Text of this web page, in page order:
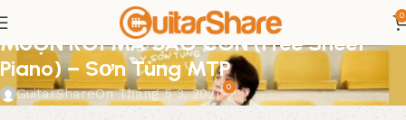
0
GUITAR
MUỘN RỒI MÀ SAO CÒN (Free Sheet
Piano) – Sơn Tùng MTP
GuitarShareOn Tháng 5 3, 2021 0